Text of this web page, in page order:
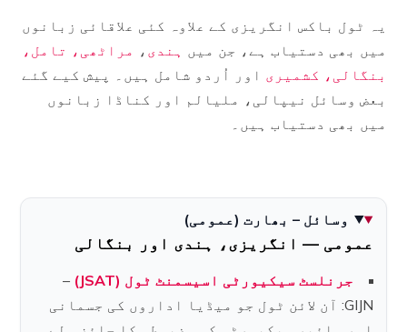
یہ ٹول باکس انگریزی کے علاوہ کئی علاقائی زبانوں
میں بھی دستیاب ہے، جن میں ہندی ، مراٹھی، تامل،
بنگالی، کشمیری اور اُردو شامل ہیں۔ پیش کیے گئے
بعض وسائل نیپالی، ملیالم اور کناڈا زبانوں
میں بھی دستیاب ہیں۔
وسائل – بھارت (عمومی)
عمومی — انگریزی، ہندی اور بنگالی
جرنلسٹ سیکیورٹی اسیسمنٹ ٹول (JSAT)
–
GIJN: آن لائن ٹول جو میڈیا اداروں کی جسمانی